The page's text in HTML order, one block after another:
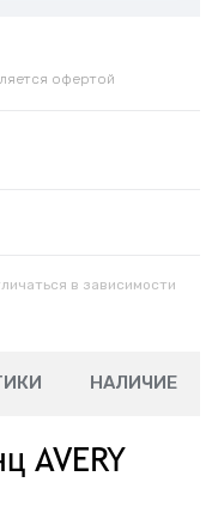
офертой
в зависимости
НАЛИЧИЕ
AVERY